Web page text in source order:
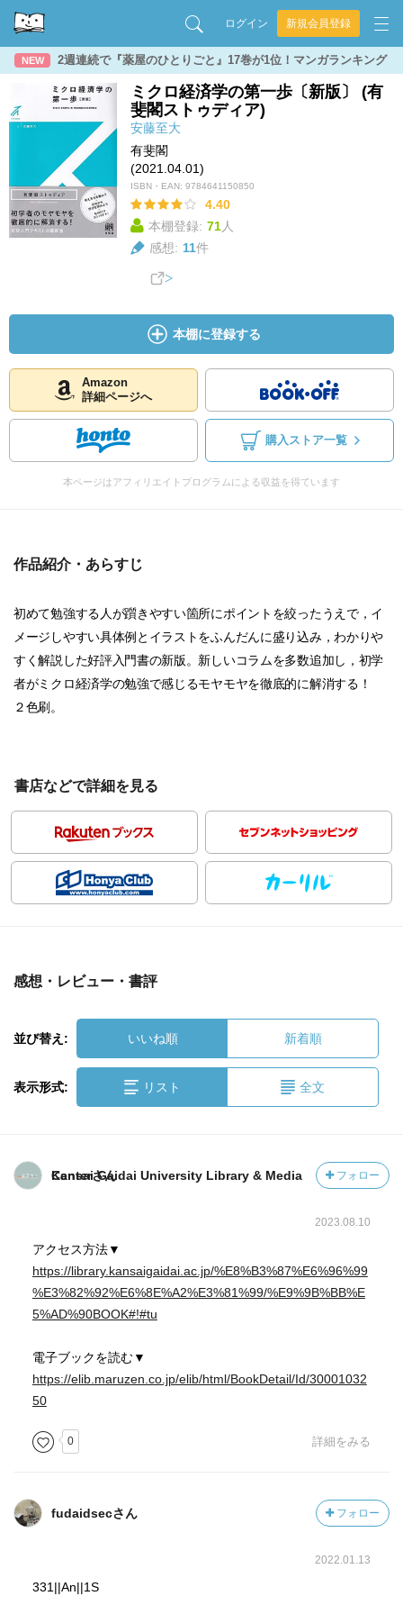
ログイン 新規会員登録
NEW 2週連続で『薬屋のひとりごと』17巻が1位！マンガランキング
ミクロ経済学の第一歩〔新版〕 (有
斐閣ストゥディア)
安藤至大
有斐閣
(2021.04.01)
ISBN・EAN: 9784641150850
4.40
本棚登録: 71人
感想: 11件
本棚に登録する
Amazon
詳細ページへ
購入ストア一覧
本ページはアフィリエイトプログラムによる収益を得ています
作品紹介・あらすじ
初めて勉強する人が躓きやすい箇所にポイントを絞ったうえで，イ
メージしやすい具体例とイラストをふんだんに盛り込み，わかりや
すく解説した好評入門書の新版。新しいコラムを多数追加し，初学
者がミクロ経済学の勉強で感じるモヤモヤを徹底的に解消する！
２色刷。
書店などで詳細を見る
感想・レビュー・書評
並び替え: いいね順 新着順
表示形式: リスト 全文
Kansai Gaidai University Library & Media Centerさん フォロー
2023.08.10
アクセス方法▼
https://library.kansaigaidai.ac.jp/%E8%B3%87%E6%96%99
%E3%82%92%E6%8E%A2%E3%81%99/%E9%9B%BB%E
5%AD%90BOOK#!#tu
電子ブックを読む▼
https://elib.maruzen.co.jp/elib/html/BookDetail/Id/30001032
50
0 詳細をみる
fudaidsecさん フォロー
2022.01.13
331||An||1S